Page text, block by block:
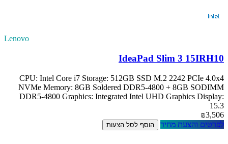
Lenovo
IdeaPad Slim 3 15IRH10
CPU: Intel Core i7 Storage: 512GB SSD M.2 2242 PCIe 4.0x4
NVMe Memory: 8GB Soldered DDR5-4800 + 8GB SODIMM
DDR5-4800 Graphics: Integrated Intel UHD Graphics Display:
15.3
₪3,506
לפרטים והצעת מחיר
הוסף לסל הצעות